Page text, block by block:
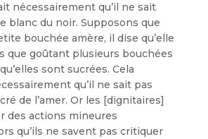
nécessairement qu’il ne sait
blanc du noir. Supposons que
bouchée amère, il dise qu’elle
que goûtant plusieurs bouchées
sont sucrées. Cela
qu’il ne sait pas
de l’amer. Or les [dignitaires]
des actions mineures
qu’ils ne savent pas critiquer